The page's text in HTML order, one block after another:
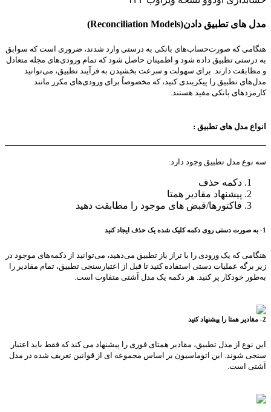
مدل های تطبیق دادن(Reconciliation Models)
هنگامی که صورت‌حساب‌های بانکی به درستی وارد شدند، ضروری است که سوابق
به درستی تطبیق داده شود و اطمینان حاصل شود که تمام ورودی‌های مجله متعادل
و مطابقت دارند. برای سهولت و سرعت بخشیدن به فرآیند تطبیق، می‌توانید
مدل‌های تطبیق را پیکربندی کنید، که مخصوصاً برای ورودی‌های مکرر مانند
کارمزدهای بانکی مفید هستند.
انواع مدل های تطبیق :
سه نوع مدل تطبیق وجود دارد:
دکمه حذف
پیشنهاد مقادیر همتا
فاکتورها/قبض های موجود را مطابقت دهید
1- به صورت دستی روی دکمه کلیک شده یک حذف ایجاد کنید
هنگامی که یک ورودی را با تراز باز تطبیق می‌دهید، می‌توانید از دکمه‌های موجود در
زیر برگه عملیات دستی استفاده کنید تا قبل از اعتبارسنجی تطبیق، تمام مقادیر را
به‌طور خودکار پر کنید. هر دکمه یک مدل آشتی متفاوت است.
2- مقادیر همتا را پیشنهاد کنید
این نوع از مدل تطبیق، مقادیر همتای فوری را پیشنهاد می کند که فقط باید اعتبار
سنجی شوند. این اتوماسیون بر اساس مجموعه ای از قوانین تعریف شده در مدل
آشتی است.